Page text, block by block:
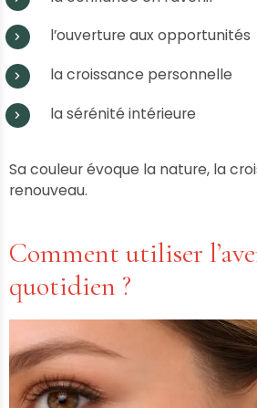
l’ouverture aux opportunités
la croissance personnelle
la sérénité intérieure
Sa couleur évoque la nature, la
renouveau.
Comment utiliser
quotidien ?